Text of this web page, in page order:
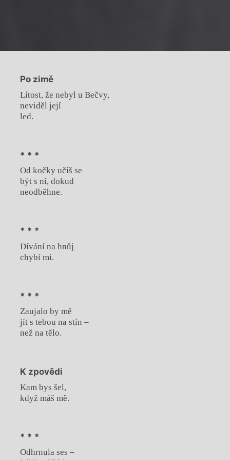
Po zimě
Lítost, že nebyl u Bečvy,
neviděl její
led.
* * *
Od kočky učíš se
být s ní, dokud
neodběhne.
* * *
Dívání na hnůj
chybí mi.
* * *
Zaujalo by mě
jít s tebou na stín –
než na tělo.
K zpovědi
Kam bys šel,
když máš mě.
* * *
Odhrnula ses –